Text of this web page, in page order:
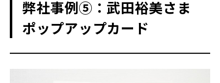
弊社事例⑤：武田裕美さま
ポップアップカード